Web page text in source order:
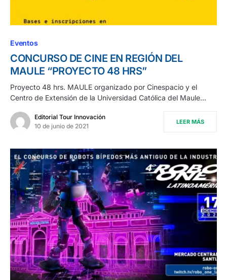
Eventos
CONCURSO DE CINE EN REGIÓN DEL
MAULE “PROYECTO 48 HRS”
Proyecto 48 hrs. MAULE organizado por Cinespacio y el
Centro de Extensión de la Universidad Católica del Maule…
Editorial Tour Innovación
10 de junio de 2021
LEER MÁS